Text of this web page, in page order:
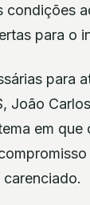
condições
para o
para
João
em